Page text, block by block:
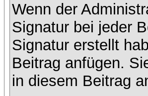
Wenn der
Signatur bei jeder
Signatur erstellt
Beitrag anfügen.
in diesem Beitrag